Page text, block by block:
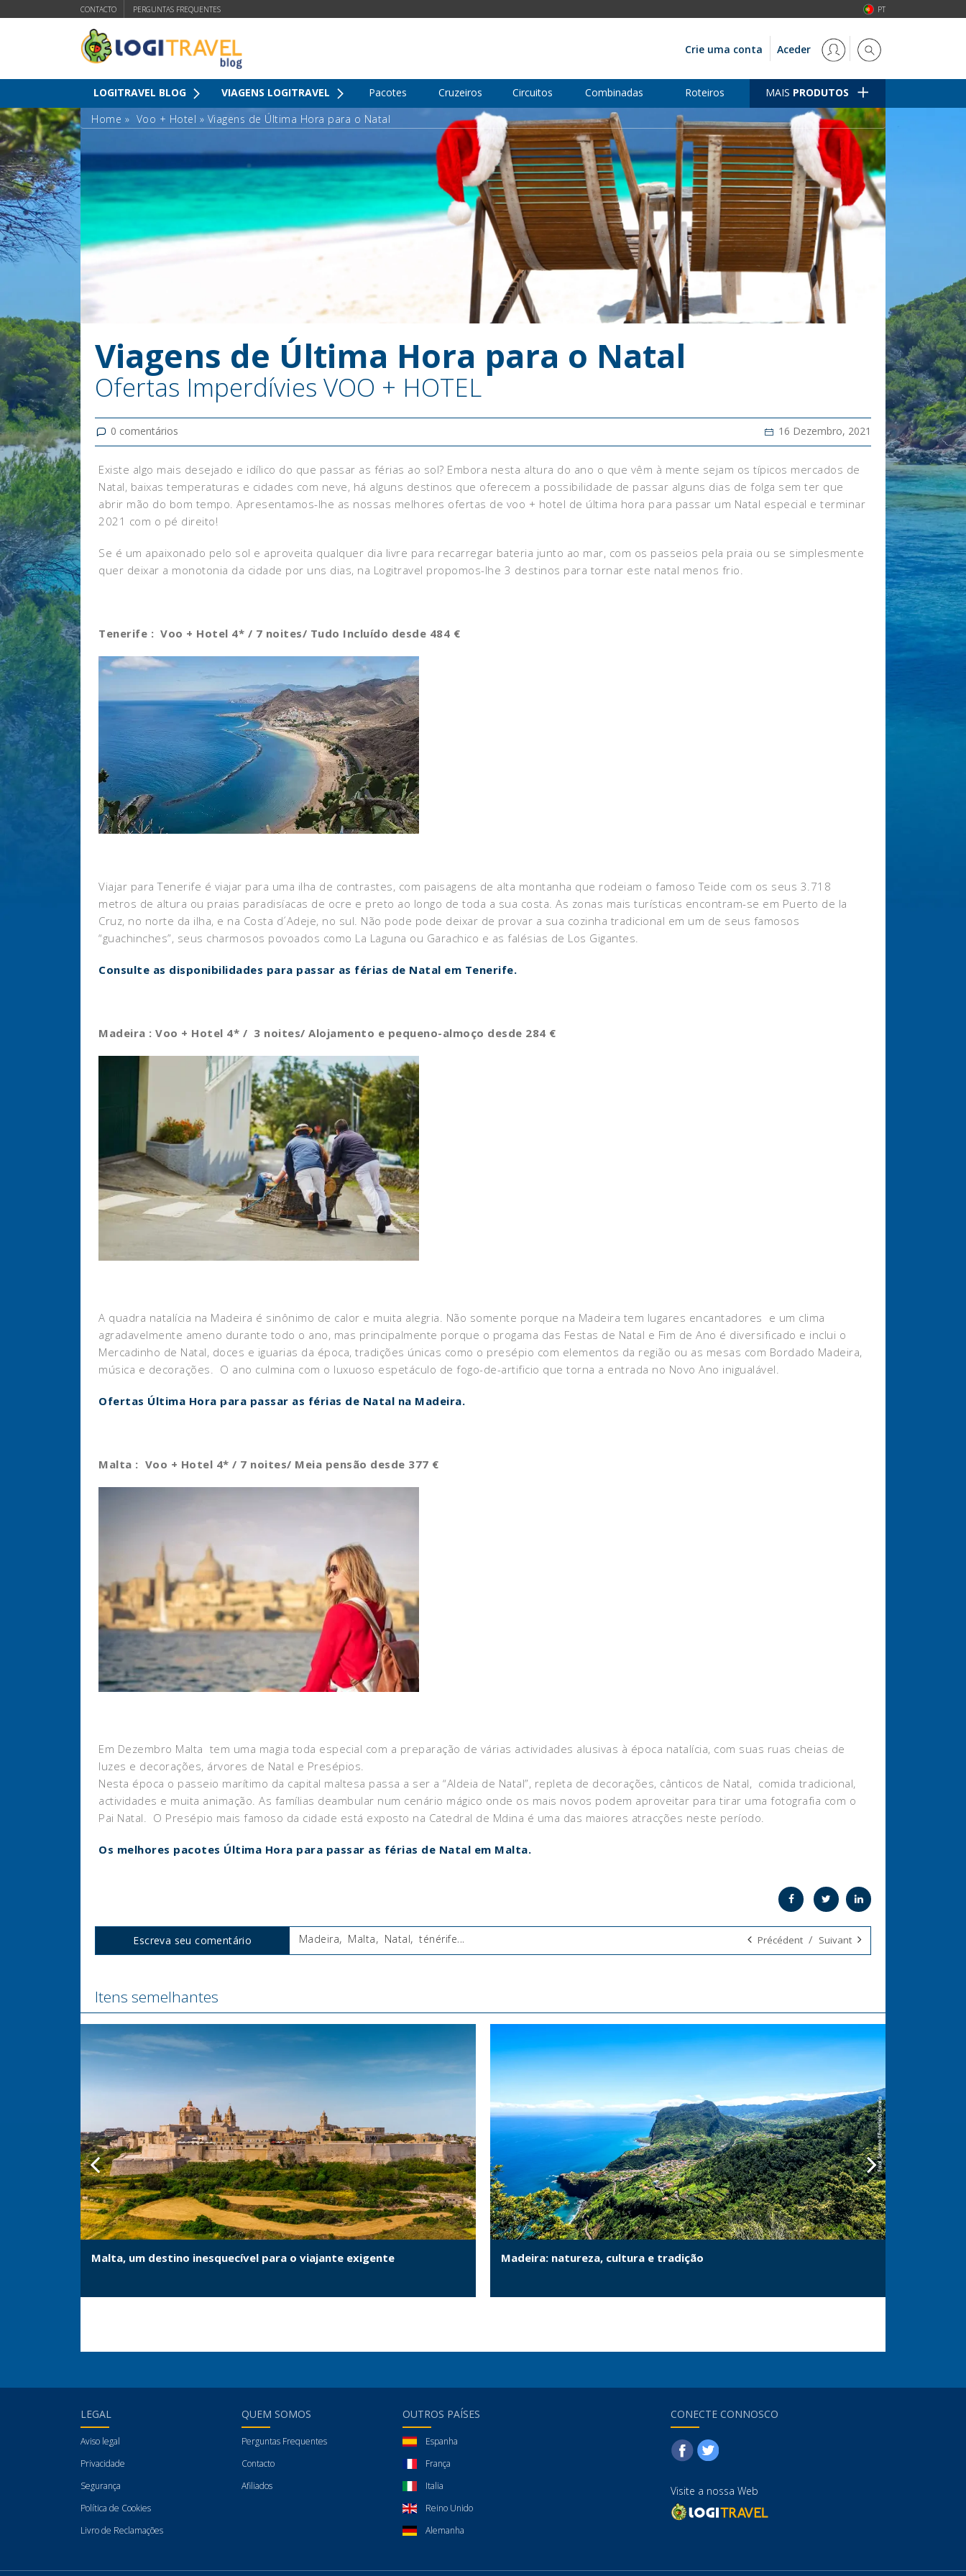
CONTACTO PERGUNTAS FREQUENTES PT
Crie uma conta Aceder
LOGITRAVEL BLOG VIAGENS LOGITRAVEL Pacotes Cruzeiros Circuitos Combinadas Roteiros MAIS PRODUTOS
Home » Voo + Hotel » Viagens de Última Hora para o Natal
Viagens de Última Hora para o Natal
Ofertas Imperdívies VOO + HOTEL
0 comentários 16 Dezembro, 2021
Existe algo mais desejado e idílico do que passar as férias ao sol? Embora nesta altura do ano o que vêm à mente sejam os típicos mercados de
Natal, baixas temperaturas e cidades com neve, há alguns destinos que oferecem a possibilidade de passar alguns dias de folga sem ter que
abrir mão do bom tempo. Apresentamos-lhe as nossas melhores ofertas de voo + hotel de última hora para passar um Natal especial e terminar
2021 com o pé direito!
Se é um apaixonado pelo sol e aproveita qualquer dia livre para recarregar bateria junto ao mar, com os passeios pela praia ou se simplesmente
quer deixar a monotonia da cidade por uns dias, na Logitravel propomos-lhe 3 destinos para tornar este natal menos frio.
Tenerife : Voo + Hotel 4* / 7 noites/ Tudo Incluído desde 484 €
Viajar para Tenerife é viajar para uma ilha de contrastes, com paisagens de alta montanha que rodeiam o famoso Teide com os seus 3.718
metros de altura ou praias paradisíacas de ocre e preto ao longo de toda a sua costa. As zonas mais turísticas encontram-se em Puerto de la
Cruz, no norte da ilha, e na Costa d´Adeje, no sul. Não pode pode deixar de provar a sua cozinha tradicional em um de seus famosos
“guachinches”, seus charmosos povoados como La Laguna ou Garachico e as falésias de Los Gigantes.
Consulte as disponibilidades para passar as férias de Natal em Tenerife.
Madeira : Voo + Hotel 4* / 3 noites/ Alojamento e pequeno-almoço desde 284 €
A quadra natalícia na Madeira é sinônimo de calor e muita alegria. Não somente porque na Madeira tem lugares encantadores e um clima
agradavelmente ameno durante todo o ano, mas principalmente porque o progama das Festas de Natal e Fim de Ano é diversificado e inclui o
Mercadinho de Natal, doces e iguarias da época, tradições únicas como o presépio com elementos da região ou as mesas com Bordado Madeira,
música e decorações. O ano culmina com o luxuoso espetáculo de fogo-de-artificio que torna a entrada no Novo Ano inigualável.
Ofertas Última Hora para passar as férias de Natal na Madeira.
Malta : Voo + Hotel 4* / 7 noites/ Meia pensão desde 377 €
Em Dezembro Malta tem uma magia toda especial com a preparação de várias actividades alusivas à época natalícia, com suas ruas cheias de
luzes e decorações, árvores de Natal e Presépios.
Nesta época o passeio marítimo da capital maltesa passa a ser a “Aldeia de Natal”, repleta de decorações, cânticos de Natal, comida tradicional,
actividades e muita animação. As famílias deambular num cenário mágico onde os mais novos podem aproveitar para tirar uma fotografia com o
Pai Natal. O Presépio mais famoso da cidade está exposto na Catedral de Mdina é uma das maiores atracções neste período.
Os melhores pacotes Última Hora para passar as férias de Natal em Malta.
Escreva seu comentário
Tags:
Madeira, Malta, Natal, ténérife... Précédent / Suivant
Itens semelhantes
Malta, um destino inesquecível para o viajante exigente Madeira: natureza, cultura e tradição
LEGAL
Aviso legal
Privacidade
Segurança
Política de Cookies
Livro de Reclamações
QUEM SOMOS
Perguntas Frequentes
Contacto
Afiliados
OUTROS PAÍSES
Espanha
França
Italia
Reino Unido
Alemanha
CONECTE CONNOSCO
Visite a nossa Web